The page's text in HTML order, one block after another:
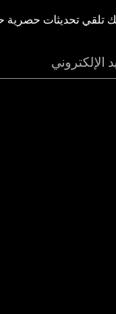
تلقي تحديثات حصرية
الإلكتروني